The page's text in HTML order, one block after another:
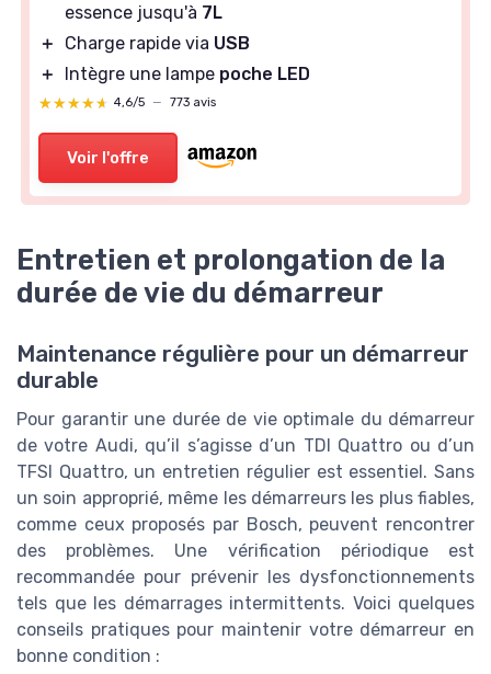
essence jusqu'à 7L
＋
Charge rapide via USB
＋
Intègre une lampe poche LED
★★★★★
★★★★★ 4,6/5 — 773 avis
Voir l'offre
Entretien et prolongation de la
durée de vie du démarreur
Maintenance régulière pour un démarreur
durable
Pour garantir une durée de vie optimale du démarreur
de votre Audi, qu’il s’agisse d’un TDI Quattro ou d’un
TFSI Quattro, un entretien régulier est essentiel. Sans
un soin approprié, même les démarreurs les plus fiables,
comme ceux proposés par Bosch, peuvent rencontrer
des problèmes. Une vérification périodique est
recommandée pour prévenir les dysfonctionnements
tels que les démarrages intermittents. Voici quelques
conseils pratiques pour maintenir votre démarreur en
bonne condition :